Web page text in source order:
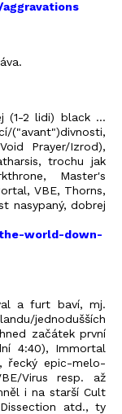
(1-2 lidi) black ...
("avant")divnosti,
Prayer/Izrod),
trochu jak
Master's
VBE, Thorns,
nasypaný, dobrej
world-down-
a furt baví, mj.
jednodušších
začátek první
4:40), Immortal
řecký epic-melo-
Virus resp. až
i na starší Cult
atd., ty